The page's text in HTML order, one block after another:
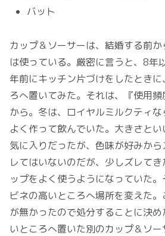
バット
カップ＆ソーサーは、結婚する前
は使っている。厳密に言うと、8年
年前にキッチン片づけをしたとき
ろへ置いてみた。それは、『使用頻
から。冬は、ロイヤルミルクティ
よく作って飲んでいた。大きさと
気に入りだったが、色味が好みか
レてはいないのだが、少しズレて
ップをよく使うようになっていた
ビネの高いところへ場所を変えた
が無かったので処分することに決
いところへ置いた別のカップ＆ソ